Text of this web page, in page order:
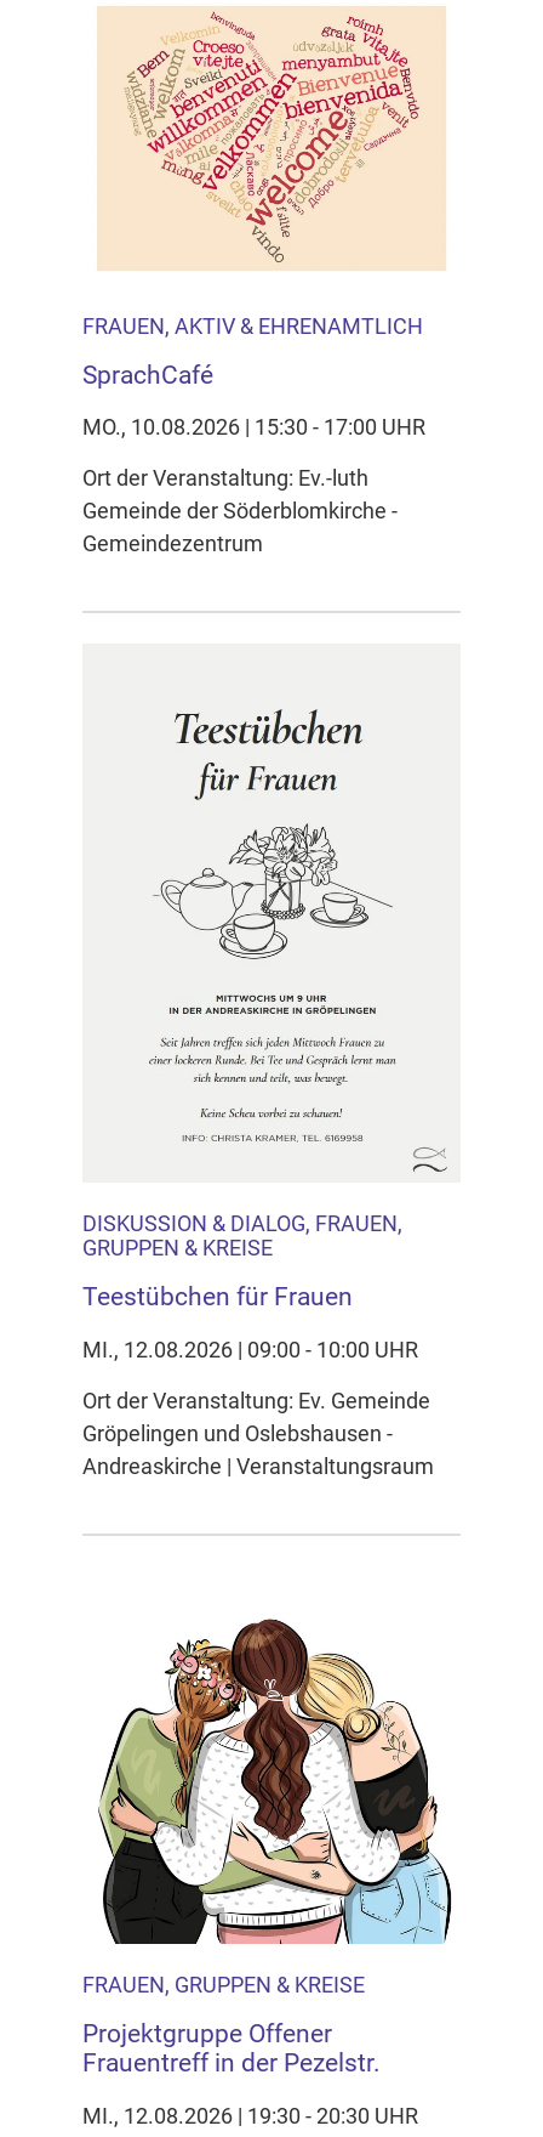
FRAUEN, AKTIV & EHRENAMTLICH
SprachCafé
MO., 10.08.2026 | 15:30 - 17:00 UHR
Ort der Veranstaltung: Ev.-luth
Gemeinde der Söderblomkirche -
Gemeindezentrum
DISKUSSION & DIALOG, FRAUEN,
GRUPPEN & KREISE
Teestübchen für Frauen
MI., 12.08.2026 | 09:00 - 10:00 UHR
Ort der Veranstaltung: Ev. Gemeinde
Gröpelingen und Oslebshausen -
Andreaskirche | Veranstaltungsraum
FRAUEN, GRUPPEN & KREISE
Projektgruppe Offener
Frauentreff in der Pezelstr.
MI., 12.08.2026 | 19:30 - 20:30 UHR